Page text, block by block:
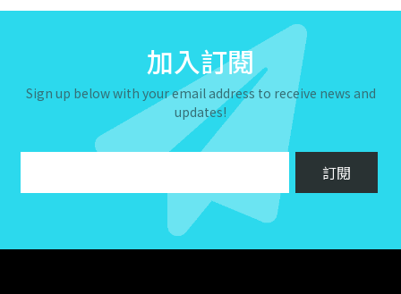
加入訂閱
Sign up below with your email address to receive news and
updates!